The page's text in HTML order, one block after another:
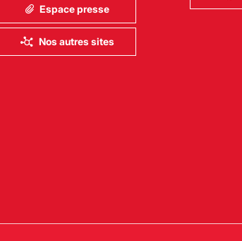
Espace presse
Nos autres sites